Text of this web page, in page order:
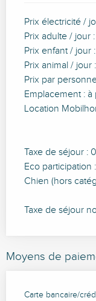
Prix électricité /
Prix adulte / jour
Prix enfant / jour
Prix animal / jour
Prix par
Emplacement : à
Location
Taxe de séjour :
Eco
Chien (hors
Taxe de séjour
Moyens de
Carte bancaire/